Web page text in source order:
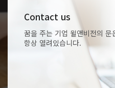
Contact us
꿈을 주는 기업 윌앤비전의 문
항상 열려있습니다.